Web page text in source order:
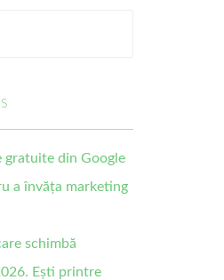
gratuite din Google
a învăța marketing
schimbă
Ești printre